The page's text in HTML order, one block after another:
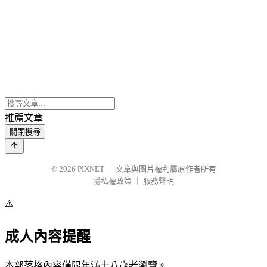
推薦文章
關閉搜尋
© 2026 PIXNET
文章與圖片權利屬原作者所有
隱私權政策
服務聲明
⚠️
成人內容提醒